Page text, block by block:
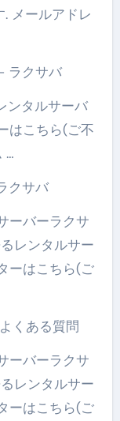
メールアドレ
ラクサバ
ンタルサーバ
はこちら(ご不
…
クサバ
ーバーラクサ
レンタルサー
ーはこちら(ご
くある質問
ーバーラクサ
レンタルサー
ーはこちら(ご